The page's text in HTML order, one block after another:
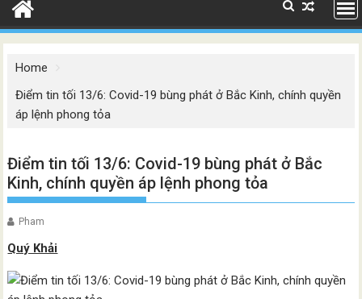
Home
Điểm tin tối 13/6: Covid-19 bùng phát ở Bắc Kinh, chính quyền
áp lệnh phong tỏa
Điểm tin tối 13/6: Covid-19 bùng phát ở Bắc
Kinh, chính quyền áp lệnh phong tỏa
Pham
Quý Khải